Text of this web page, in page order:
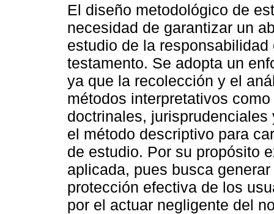
El diseño metodológico de
necesidad de garantizar un
estudio de la
testamento. Se adopta un
ya que la recolección y el
métodos interpretativos
doctrinales,
el método descriptivo para
de estudio. Por su propósito
aplicada, pues busca
protección efectiva de los
por el actuar negligente del